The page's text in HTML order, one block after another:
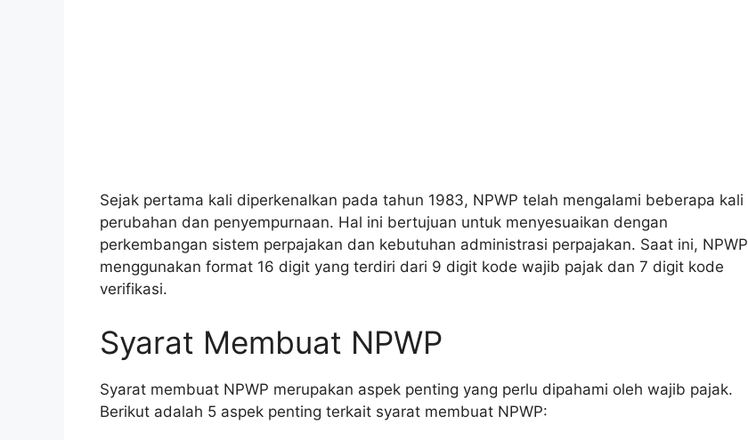
Sejak pertama kali diperkenalkan pada tahun 1983, NPWP telah mengalami beberapa kali
perubahan dan penyempurnaan. Hal ini bertujuan untuk menyesuaikan dengan
perkembangan sistem perpajakan dan kebutuhan administrasi perpajakan. Saat ini, NPWP
menggunakan format 16 digit yang terdiri dari 9 digit kode wajib pajak dan 7 digit kode
verifikasi.
Syarat Membuat NPWP
Syarat membuat NPWP merupakan aspek penting yang perlu dipahami oleh wajib pajak.
Berikut adalah 5 aspek penting terkait syarat membuat NPWP: